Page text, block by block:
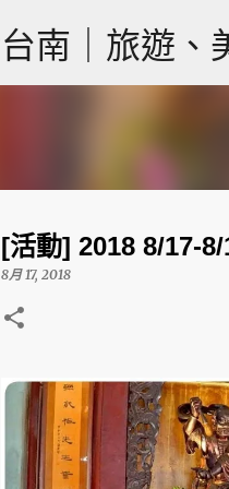
南｜旅遊、
[活動] 2018 8/17-
8月 17, 2018